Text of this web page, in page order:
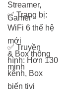
Streamer,
Gamer
✅Trang bị:
WiFi 6 thế hệ
mới
& Box thông
minh
✅ Truyền
hình: Hơn 130
kênh, Box
biến tivi